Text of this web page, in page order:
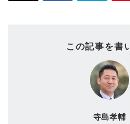
この記事を書
寺島孝輔